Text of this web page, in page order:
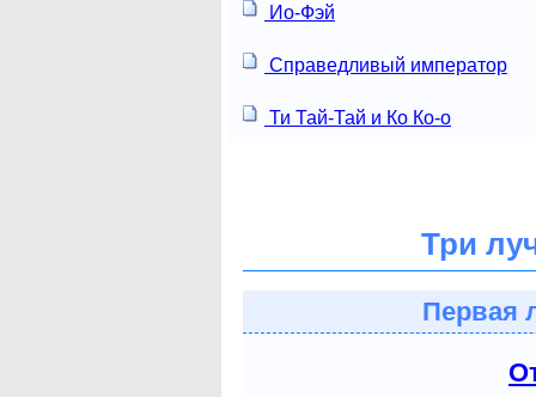
Ио-Фэй
Справедливый император
Ти Тай-Тай и Ко Ко-о
Три
Первая